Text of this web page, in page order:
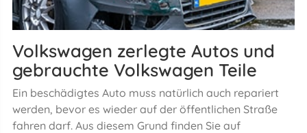
Volkswagen zerlegte Autos und
gebrauchte Volkswagen Teile
Ein beschädigtes Auto muss natürlich auch repariert
werden, bevor es wieder auf der öffentlichen Straße
fahren darf. Aus diesem Grund finden Sie auf